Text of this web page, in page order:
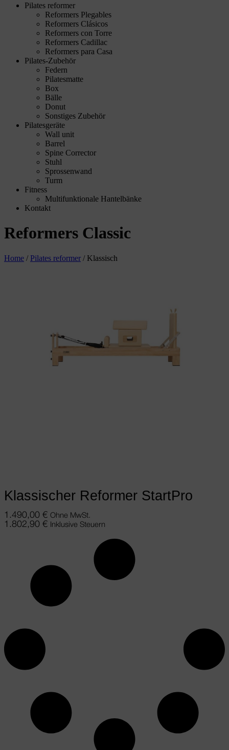
Pilates reformer
Reformers Plegables
Reformers Clásicos
Reformers con Torre
Reformers Cadillac
Reformers para Casa
Pilates-Zubehör
Federn
Pilatesmatte
Box
Bälle
Donut
Sonstiges Zubehör
Pilatesgeräte
Wall unit
Barrel
Spine Corrector
Stuhl
Sprossenwand
Turm
Fitness
Multifunktionale Hantelbänke
Kontakt
Reformers Classic
Home / Pilates reformer / Klassisch
Klassischer Reformer StartPro
1.490,00 € Ohne MwSt.
1.802,90 € Inklusive Steuern